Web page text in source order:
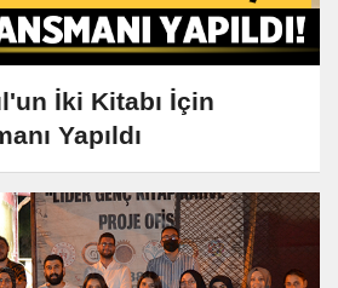
İki Kitabı İçin
Yapıldı